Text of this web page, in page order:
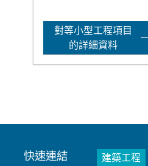
對等小型工程項目
的詳細資料
快速連結
建築工程